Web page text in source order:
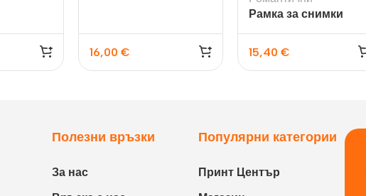
16,00 €
Рамка за снимки
10х15см
15,40 €
Полезни връзки
За нас
Популярни категории
Принт Център